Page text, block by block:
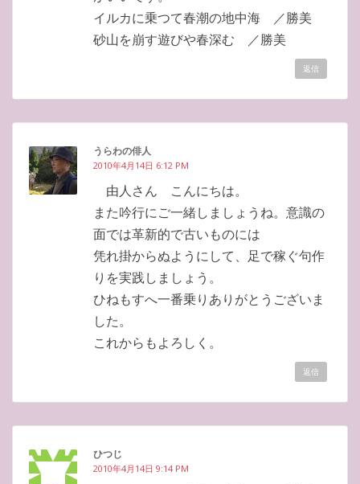
イルカに乗つて春潮の地中海 ／勝美
砂山を崩す遊びや春深む ／勝美
返信
うらわの俳人
2010年4月14日 6:12 PM
由人さん こんにちは。
また吟行にご一緒しましょうね。意識の
面では革新的で古いものには
凭れ掛からぬようにして、足で稼ぐ句作
りを実践しましょう。
ひねもすへ一番乗りありがとうございま
した。
これからもよろしく。
返信
ひつじ
2010年4月14日 9:14 PM